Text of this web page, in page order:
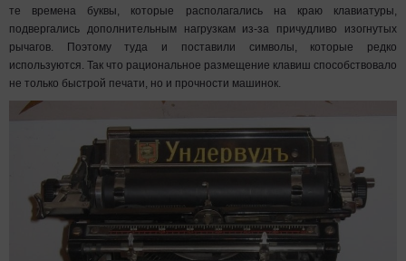
те времена буквы, которые располагались на краю клавиатуры,
подвергались дополнительным нагрузкам из-за причудливо изогнутых
рычагов. Поэтому туда и поставили символы, которые редко
используются. Так что рациональное размещение клавиш способствовало
не только быстрой печати, но и прочности машинок.